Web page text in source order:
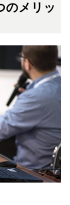
のメリッ